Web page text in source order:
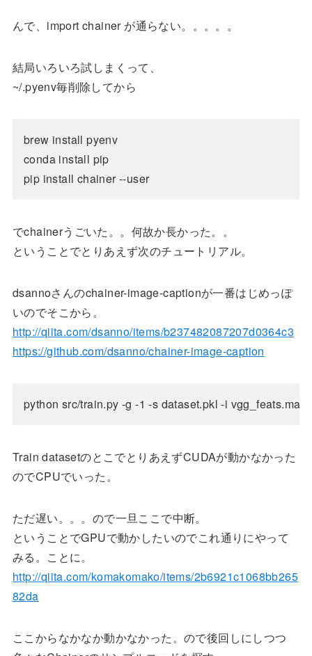
んで、import chainer が通らない。。。。。
結局いろいろ試しまくって、
~/.pyenv毎削除してから
brew install pyenv
conda install pip
pip install chainer --user
でchainerうごいた。。何故か長かった。。
ということでとりあえず次のチュートリアル。
dsannoさんのchainer-image-captionが一番はじめっぽ
いのでそこから。
http://qiita.com/dsanno/items/b237482087207d0364c3
https://github.com/dsanno/chainer-image-caption
python src/train.py -g -1 -s dataset.pkl -i vgg_feats.mat
Train datasetのとこでとりあえずCUDAが動かなかった
のでCPUでいった。
ただ遅い。。。ので一旦ここで中断。
ということでGPUで動かしたいのでこれ通りにやって
みる。ことに。
http://qiita.com/komakomako/items/2b6921c1068bb265
82da
ここからなかなか動かなかった。ので後回しにしつつ